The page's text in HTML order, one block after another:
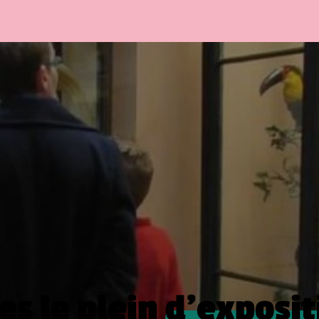
le plein